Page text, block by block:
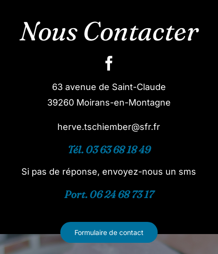
Nous Contacter
63 avenue de Saint-Claude
39260 Moirans-en-Montagne
herve.tschiember@sfr.fr
Tél. 03 63 68 18 49
Si pas de réponse, envoyez-nous un sms
Port. 06 24 68 73 17
Formulaire de contact